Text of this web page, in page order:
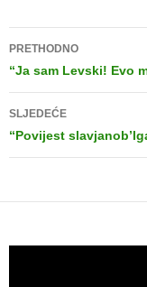
PRETHODNO
“Ja sam Levski! Evo
SLJEDEĆE
“Povijest